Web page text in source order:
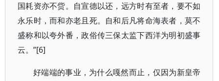
国耗资亦不赀。自宣德以还，远方时有至者，要不如
永乐时，而和亦老且死。自和后凡将命海表者，莫不
盛称和以夸外番，政俗传三保太监下西洋为明初盛事
云。”[6]
好端端的事业，为什么嘎然而止，仅因为新皇帝